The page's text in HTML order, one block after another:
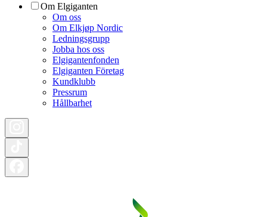
Om Elgiganten
Om oss
Om Elkjøp Nordic
Ledningsgrupp
Jobba hos oss
Elgigantenfonden
Elgiganten Företag
Kundklubb
Pressrum
Hållbarhet